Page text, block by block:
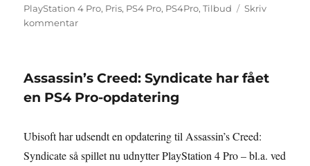
PlayStation 4 Pro, Pris, PS4 Pro, PS4Pro,Tilbud
Skriv
kommentartil
til
2.699,-
Assassin’s Creed: Syndicate har fået
en PS4 Pro-opdatering
Ubisoft har udsendt en opdatering til Assassin’s Creed:
Syndicate så spillet nu udnytter PlayStation 4 Pro – bl.a. ved